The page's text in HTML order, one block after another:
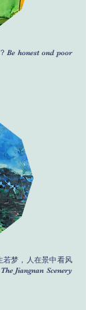
Be honest ond poor
若梦，人在景中看风
Jiangnan Scenery